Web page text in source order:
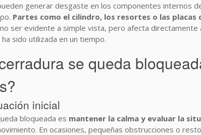
generar desgaste en los componentes internos
Partes como el cilindro, los resortes o las
ser evidente a simple vista, pero afecta
sido utilizada en un tiempo.
se queda
inicial
bloqueada es mantener la calma y evaluar la
En ocasiones, pequeñas obstrucciones o